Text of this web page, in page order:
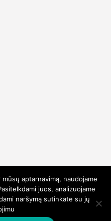
aptarnavimą, naudojame
juos, analizuojame
naršymą sutinkate su jų